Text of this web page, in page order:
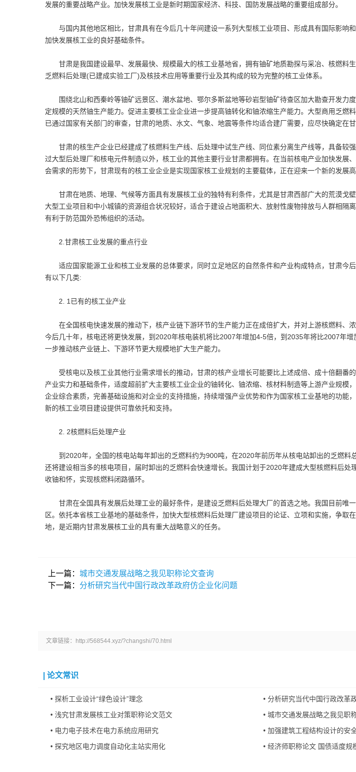
发展的重要战略产业。加快发展核工业是新时期国家经济、科技、国防发展战略的重要组成部分。
与国内其他地区相比，甘肃具有在今后几十年间建设一系列大型核工业项目、形成具有国际影响
加快发展核工业的良好基础条件。
甘肃是我国建设最早、发展最快、规模最大的核工业基地省，拥有铀矿地质勘探与采冶、核燃料生
乏燃料后处理(已建成实验工厂)及核技术应用等重要行业及其构成的较为完整的核工业体系。
围绕北山和西秦岭等铀矿远景区、潮水盆地、鄂尔多斯盆地等砂岩型铀矿待查区加大勘查开发力
定规模的天然铀生产能力。促进主要核工业企业进一步提高铀转化和铀浓缩生产能力。大型商用乏燃
已通过国家有关部门的审查，甘肃的地质、水文、气象、地震等条件均适合建厂需要，应尽快确定在甘
甘肃的核生产企业已经建成了核燃料生产线、后处理中试生产线、同位素分离生产线等，具备较
过大型后处理厂和核电元件制造以外，核工业的其他主要行业甘肃都拥有。在当前核电产业加快发展
会需求的形势下，甘肃现有的核工业企业是实现国家核工业规划的主要载体，正在迎来一个新的发展高
甘肃在地质、地理、气候等方面具有发展核工业的独特有利条件，尤其是甘肃西部广大的荒漠戈
大型工业项目和中小城镇的资源组合状况较好，适合于建设占地面积大、放射性废物排放与人群相隔
有利于防范国外恐怖组织的活动。
2.甘肃核工业发展的重点行业
适应国家能源工业和核工业发展的总体要求，同时立足地区的自然条件和产业构成特点，甘肃今
有以下几类:
2. 1已有的核工业产业
在全国核电快速发展的推动下，核产业链下游环节的生产能力正在成倍扩大，并对上游核燃料、浓
今后几十年，核电还将更快发展，到2020年核电装机将比2007年增加4-5倍，到2035年将比2007年
一步推动核产业链上、下游环节更大规模地扩大生产能力。
受核电以及核工业其他行业需求增长的推动，甘肃的核产业增长可能要比上述成倍、成十倍翻番
产业实力和基础条件，适度超前扩大主要核工业企业的铀转化、铀浓缩、核材料制造等上游产业规模
企业综合素质，完善基础设施和对企业的支持措施，持续增强产业优势和作为国家核工业基地的功能
新的核工业项目建设提供可靠依托和支持。
2. 2核燃料后处理产业
到2020年，全国的核电站每年卸出的乏燃料约为900吨，在2020年前历年从核电站卸出的乏燃料
还将建设相当多的核电项目，届时卸出的乏燃料会快速增长。我国计划于2020年建成大型核燃料后处
收铀和怀，实现核燃料闭路循环。
甘肃在全国具有发展后处理工业的最好条件，是建设乏燃料后处理大厂的首选之地。我国目前唯
区。依托本省核工业基地的基础条件，加快大型核燃料后处理厂建设项目的论证、立项和实施，争取
地，是近期内甘肃发展核工业的具有重大战略意义的任务。
上一篇： 城市交通发展战略之我见职称论文查询
下一篇： 分析研究当代中国行政改革政府仿企业化问题
文章链接：http://568544.xyz/?changshi/70.html
论文常识
• 探析工业设计“绿色设计”理念 • 分析研究当代中国行政改革
• 浅究甘肃发展核工业对策职称论文范文 • 城市交通发展战略之我见职
• 电力电子技术在电力系统应用研究 • 加强建筑工程结构设计的安
• 探究地区电力调度自动化主站实用化 • 经济师职称论文 国债适度规